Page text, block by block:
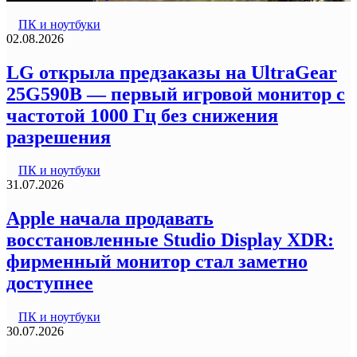
ПК и ноутбуки
02.08.2026
LG открыла предзаказы на UltraGear
25G590B — первый игровой монитор с
частотой 1000 Гц без снижения
разрешения
ПК и ноутбуки
31.07.2026
Apple начала продавать
восстановленные Studio Display XDR:
фирменный монитор стал заметно
доступнее
ПК и ноутбуки
30.07.2026